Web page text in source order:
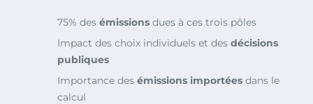
75% des émissions dues à ces trois pôles
Impact des choix individuels et des décisions
publiques
Importance des émissions importées dans le
calcul